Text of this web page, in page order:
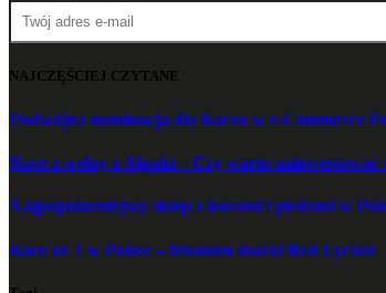
NAJCZĘŚCIEJ CZYTANE
Podwójna nominacja dla Koceo w e-Commerce
Koce z wełny z Alpaki – Czy warto zainwestować
Najpopularniejszy sklep z kocami i pledami w
Koce nr 1 w Polsce – fenomen marki Red Lychee